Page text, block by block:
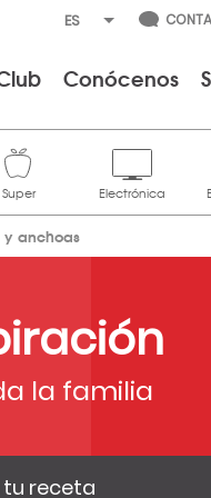
Conócenos
y anchoas
la familia
tu receta